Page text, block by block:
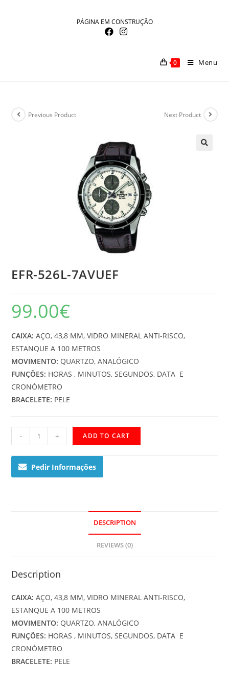
PÁGINA EM CONSTRUÇÃO
0 Menu
Previous Product Next Product
EFR-526L-7AVUEF
99.00€
CAIXA: AÇO, 43,8 MM, VIDRO MINERAL ANTI-RISCO,
ESTANQUE A 100 METROS
MOVIMENTO: QUARTZO, ANALÓGICO
FUNÇÕES: HORAS , MINUTOS, SEGUNDOS, DATA E
CRONÓMETRO
BRACELETE: PELE
526L-
7AVUEF
quantity
- + ADD TO CART
Pedir Informações
DESCRIPTION
REVIEWS (0)
Description
CAIXA: AÇO, 43,8 MM, VIDRO MINERAL ANTI-RISCO,
ESTANQUE A 100 METROS
MOVIMENTO: QUARTZO, ANALÓGICO
FUNÇÕES: HORAS , MINUTOS, SEGUNDOS, DATA E
CRONÓMETRO
BRACELETE: PELE